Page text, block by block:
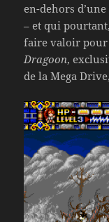
en-dehors
– et qui
faire valoir
Dragoon,
de la Mega